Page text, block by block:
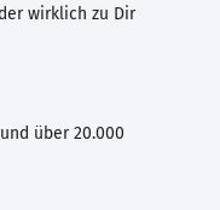
wirklich zu Dir
über 20.000